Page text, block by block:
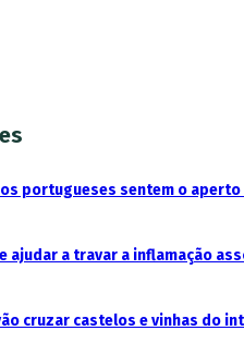
portugueses sentem o
ajudar a travar a inflamação
cruzar castelos e vinhas do